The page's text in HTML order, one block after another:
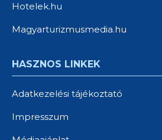
Hotelek.hu
Magyarturizmusmedia.hu
HASZNOS LINKEK
Adatkezelési tájékoztató
Impresszum